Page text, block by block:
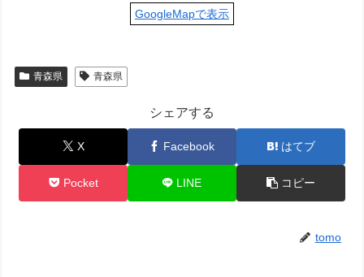
GoogleMapで表示
青森県 青森県
シェアする
X Facebook はてブ
Pocket LINE コピー
tomo